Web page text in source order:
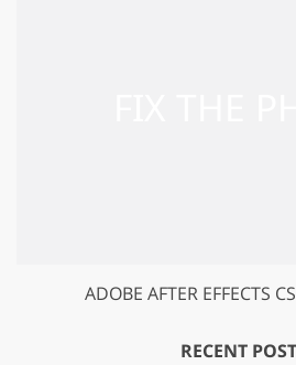
ADOBE AFTER EFFECTS
RECENT